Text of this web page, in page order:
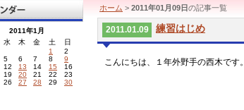
ホーム > 2011年01月09日の記事一覧
2011.01.09 練習はじめ
こんにちは、１年外野手の西木です。
2011年1月
水 木 金 土
日
1
2
5 6 7 8
9
12 13 14 15
16
19 20 21 22
23
26 27 28 29
30